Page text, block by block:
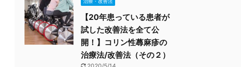
【20年患っている患者が
試した改善法を全て公
開！】コリン性蕁麻疹の
治療法/改善法（その２）